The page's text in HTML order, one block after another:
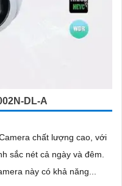
DL-A
chất lượng cao, với
sắc nét cả ngày và đêm.
này có khả năng...